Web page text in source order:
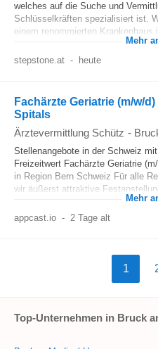
welches auf die Suche und
Schlüsselkräften spezialisiert ist.
einem renommierten Krankenhaus
Mehr
stepstone.at - heute
Fachärzte Geriatrie (m/w/
Spitals
Ärztevermittlung Schütz -
Stellenangebote in der Schweiz
Freizeitwert Fachärzte Geriatrie
in Region Bern Schweiz Für alle
wir äußerst attraktive
Mehr
appcast.io - 2 Tage alt
1
Top-Unternehmen in Bruck